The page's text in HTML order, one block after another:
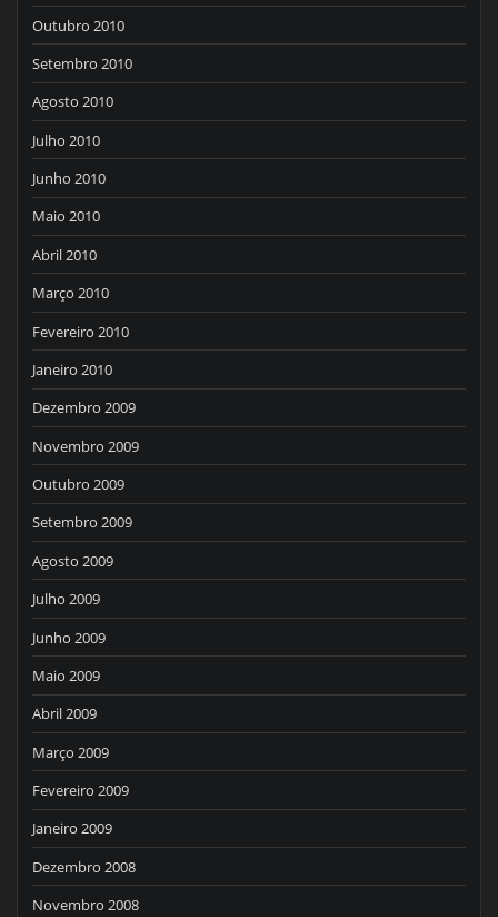
Outubro 2010
Setembro 2010
Agosto 2010
Julho 2010
Junho 2010
Maio 2010
Abril 2010
Março 2010
Fevereiro 2010
Janeiro 2010
Dezembro 2009
Novembro 2009
Outubro 2009
Setembro 2009
Agosto 2009
Julho 2009
Junho 2009
Maio 2009
Abril 2009
Março 2009
Fevereiro 2009
Janeiro 2009
Dezembro 2008
Novembro 2008